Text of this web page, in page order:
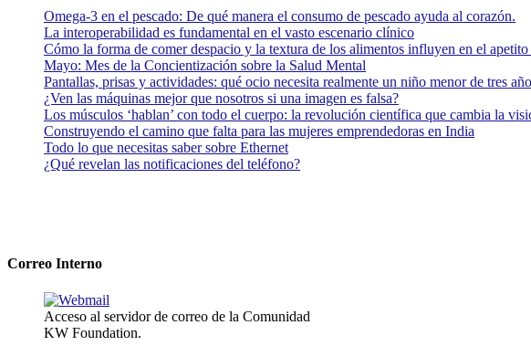
Omega-3 en el pescado: De qué manera el consumo de pescado ayuda al corazón.
La interoperabilidad es fundamental en el vasto escenario clínico
Cómo la forma de comer despacio y la textura de los alimentos influyen en el
Mayo: Mes de la Concientización sobre la Salud Mental
Pantallas, prisas y actividades: qué ocio necesita realmente un niño menor de tres
¿Ven las máquinas mejor que nosotros si una imagen es falsa?
Los músculos ‘hablan’ con todo el cuerpo: la revolución científica que cambia la
Construyendo el camino que falta para las mujeres emprendedoras en India
Todo lo que necesitas saber sobre Ethernet
¿Qué revelan las notificaciones del teléfono?
Correo Interno
Acceso al servidor de correo de la Comunidad
KW Foundation.